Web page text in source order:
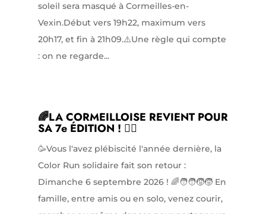
soleil sera masqué à Cormeilles-en-
Vexin.Début vers 19h22, maximum vers
20h17, et fin à 21h09.⚠️Une règle qui compte
: on ne regarde...
🌈LA CORMEILLOISE REVIENT POUR
SA 7e ÉDITION ! 🏃‍♀️
🥳Vous l'avez plébiscité l'année dernière, la
Color Run solidaire fait son retour :
Dimanche 6 septembre 2026 ! 🌈🧑‍🧑‍🧒‍🧒 En
famille, entre amis ou en solo, venez courir,